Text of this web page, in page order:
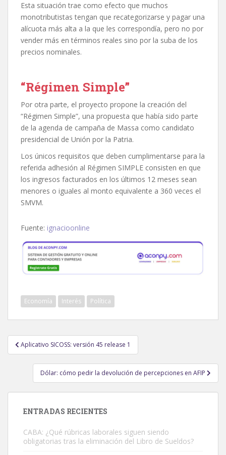
Esta situación trae como efecto que muchos
monotributistas tengan que recategorizarse y pagar una
alícuota más alta a la que les correspondía, pero no por
vender más en términos reales sino por la suba de los
precios nominales.
“Régimen Simple”
Por otra parte, el proyecto propone la creación del
“Régimen Simple”, una propuesta que había sido parte
de la agenda de campaña de Massa como candidato
presidencial de Unión por la Patria.
Los únicos requisitos que deben cumplimentarse para la
referida adhesión al Régimen SIMPLE consisten en que
los ingresos facturados en los últimos 12 meses sean
menores o iguales al monto equivalente a 360 veces el
SMVM.
Fuente: ignacioonline
Economía Interés Política
Navegación
de
entradas
Aplicativo SICOSS: versión 45 release 1
Dólar: cómo pedir la devolución de percepciones en AFIP
ENTRADAS RECIENTES
CABA: ¿Qué rúbricas laborales siguen siendo
obligatorias tras la eliminación del Libro de Sueldos?